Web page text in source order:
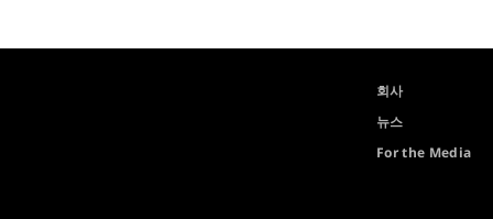
회사
뉴스
For the Media